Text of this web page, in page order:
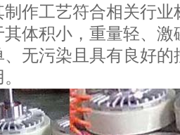
作工艺符合相关行业
体积小，重量轻、激
、无污染且具有良好